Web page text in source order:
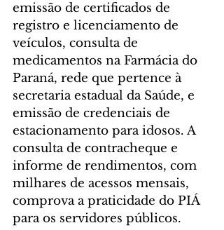
emissão de certificados de
registro e licenciamento de
veículos, consulta de
medicamentos na Farmácia do
Paraná, rede que pertence à
secretaria estadual da Saúde, e
emissão de credenciais de
estacionamento para idosos. A
consulta de contracheque e
informe de rendimentos, com
milhares de acessos mensais,
comprova a praticidade do PIÁ
para os servidores públicos.